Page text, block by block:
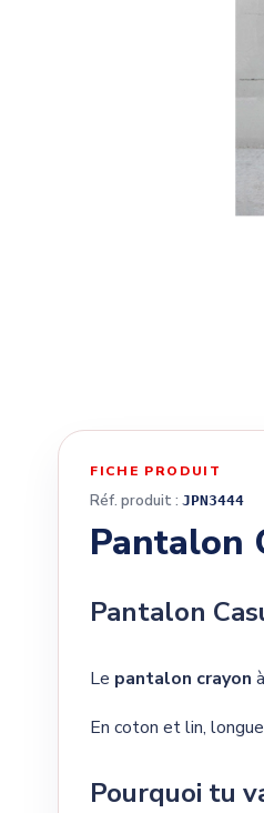
FICHE PRODUIT
Réf. produit : JPN3444
Pantalon
Pantalon
Le pantalon crayon
En coton et lin,
Pourquoi tu